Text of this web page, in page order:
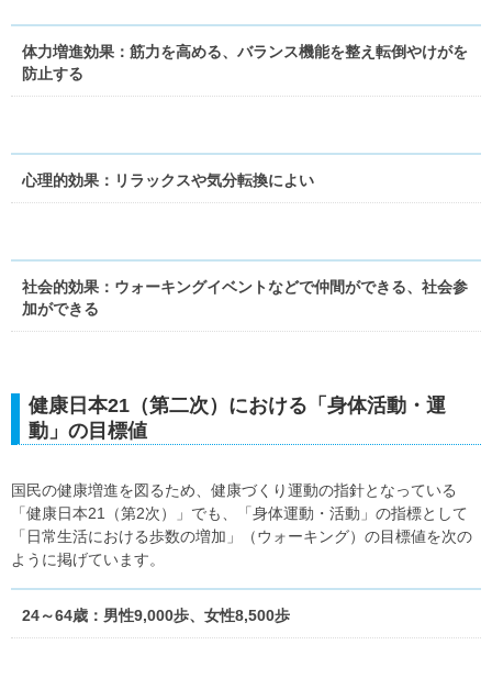
体力増進効果：筋力を高める、バランス機能を整え転倒やけがを
防止する
心理的効果：リラックスや気分転換によい
社会的効果：ウォーキングイベントなどで仲間ができる、社会参
加ができる
健康日本21（第二次）における「身体活動・運
動」の目標値
国民の健康増進を図るため、健康づくり運動の指針となっている
「健康日本21（第2次）」でも、「身体運動・活動」の指標として
「日常生活における歩数の増加」（ウォーキング）の目標値を次の
ように掲げています。
24～64歳：男性9,000歩、女性8,500歩